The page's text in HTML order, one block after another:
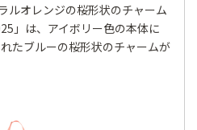
ルオレンジの桜形状のチャーム
」は、アイボリー色の本体に
たブルーの桜形状のチャームが